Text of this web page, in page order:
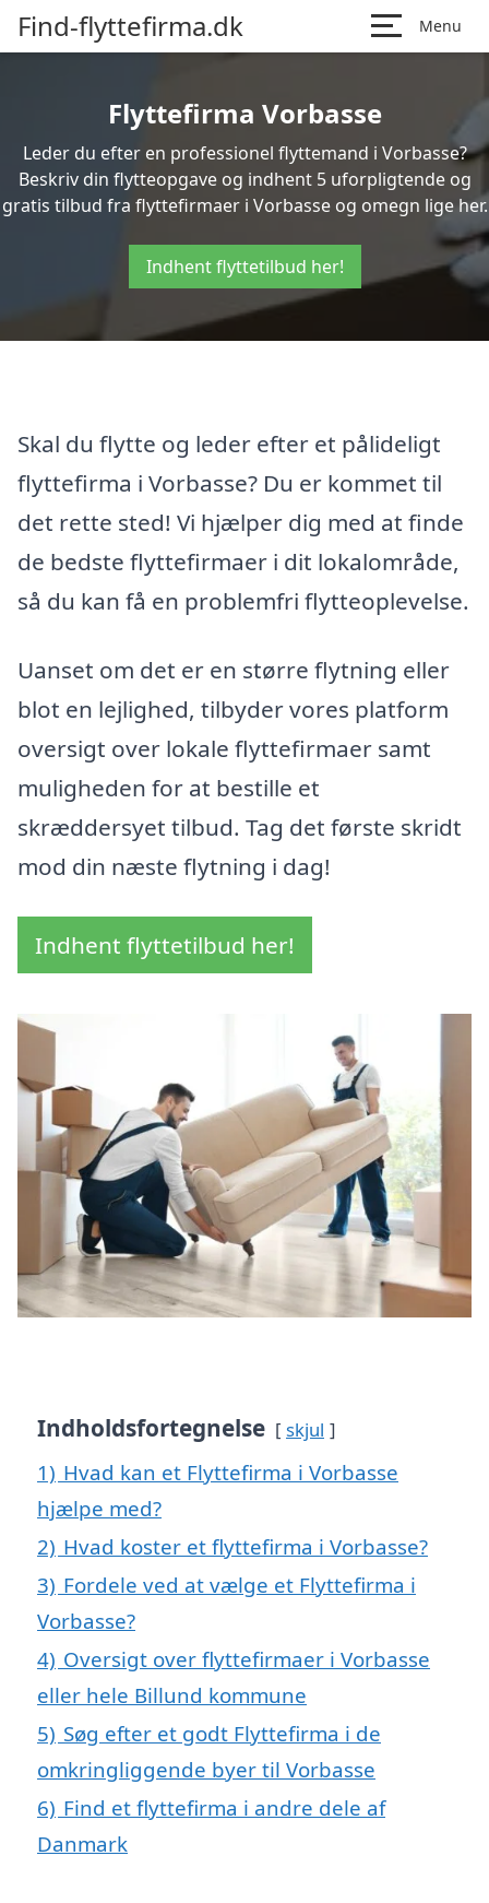
Find-flyttefirma.dk Menu
Flyttefirma Vorbasse
Leder du efter en professionel flyttemand i Vorbasse?
Beskriv din flytteopgave og indhent 5 uforpligtende og
gratis tilbud fra flyttefirmaer i Vorbasse og omegn lige her.
Indhent flyttetilbud her!
Skal du flytte og leder efter et pålideligt
flyttefirma i Vorbasse? Du er kommet til
det rette sted! Vi hjælper dig med at finde
de bedste flyttefirmaer i dit lokalområde,
så du kan få en problemfri flytteoplevelse.
Uanset om det er en større flytning eller
blot en lejlighed, tilbyder vores platform
oversigt over lokale flyttefirmaer samt
muligheden for at bestille et
skræddersyet tilbud. Tag det første skridt
mod din næste flytning i dag!
Indhent flyttetilbud her!
Indholdsfortegnelse skjul
1) Hvad kan et Flyttefirma i Vorbasse
hjælpe med?
2) Hvad koster et flyttefirma i Vorbasse?
3) Fordele ved at vælge et Flyttefirma i
Vorbasse?
4) Oversigt over flyttefirmaer i Vorbasse
eller hele Billund kommune
5) Søg efter et godt Flyttefirma i de
omkringliggende byer til Vorbasse
6) Find et flyttefirma i andre dele af
Danmark